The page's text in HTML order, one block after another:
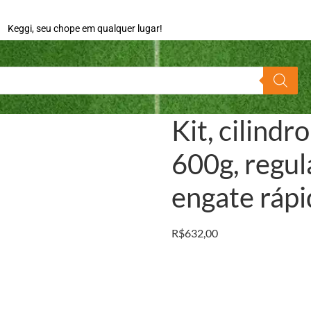
Keggi, seu chope em qualquer lugar!
Kit,
600g,
engate
R$632,00